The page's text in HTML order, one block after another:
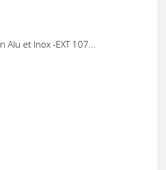
Alu et Inox -EXT 107...